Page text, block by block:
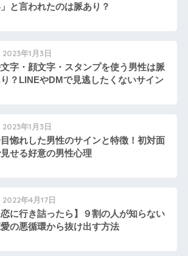
と言われたのは脈あり？
2023年1月3日
字・顔文字・スタンプを使う男性は脈
？LINEやDMで見逃したくないサイン
2023年1月3日
惚れした男性のサインと特徴！初対面
せる好意の男性心理
2022年4月17日
恋に行き詰ったら】９割の人が知らない
の悪循環から抜け出す方法